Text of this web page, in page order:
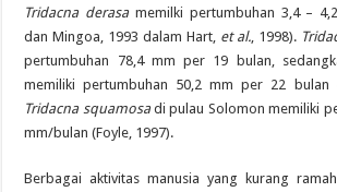
Tridacna derasamemilki pertumbuhan 3,4 –
dan Mingoa, 1993 dalam Hart, et al., 1998).
pertumbuhan 78,4 mm per 19 bulan,
memiliki pertumbuhan 50,2 mm per 22 bulan
Tridacna squamosadi pulau Solomon memiliki
mm/bulan (Foyle, 1997).
Berbagai aktivitas manusia yang kurang